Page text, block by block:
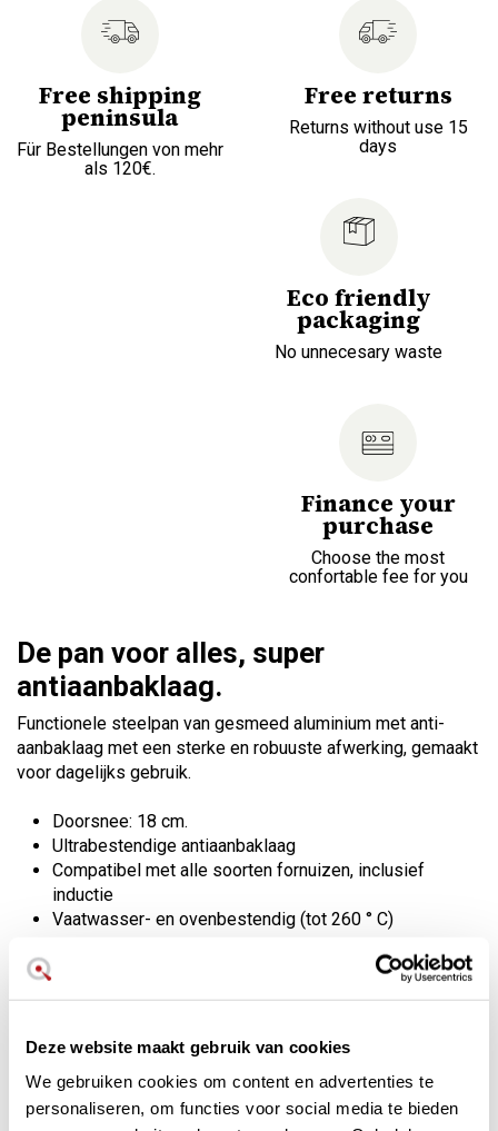
Deze website maakt gebruik van cookies
We gebruiken cookies om content en advertenties te
personaliseren, om functies voor social media te bieden
Free shipping
peninsula
Für Bestellungen von mehr
als 120€.
Free returns
Returns without use 15
days
Eco friendly
packaging
No unnecesary waste
Finance your
purchase
Choose the most
confortable fee for you
De pan voor alles, super
antiaanbaklaag.
Functionele steelpan van gesmeed aluminium met anti-
aanbaklaag met een sterke en robuuste afwerking, gemaakt
voor dagelijks gebruik.
Doorsnee: 18 cm.
Ultrabestendige antiaanbaklaag
Compatibel met alle soorten fornuizen, inclusief
inductie
Vaatwasser- en ovenbestendig (tot 260 ° C)
Le Creuset staat garant voor 2 keer
dagelijks gebruik gedurende 109
jaar
De steelpan van Le Creuset is een investering in kwaliteit
en een product voor het leven. Het is een ultrabestendige